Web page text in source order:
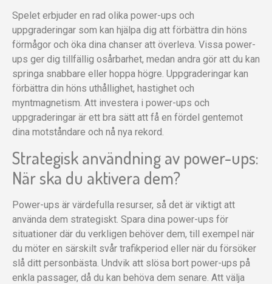
Spelet erbjuder en rad olika power-ups och
uppgraderingar som kan hjälpa dig att förbättra din höns
förmågor och öka dina chanser att överleva. Vissa power-
ups ger dig tillfällig osårbarhet, medan andra gör att du kan
springa snabbare eller hoppa högre. Uppgraderingar kan
förbättra din höns uthållighet, hastighet och
myntmagnetism. Att investera i power-ups och
uppgraderingar är ett bra sätt att få en fördel gentemot
dina motståndare och nå nya rekord.
Strategisk användning av power-ups:
När ska du aktivera dem?
Power-ups är värdefulla resurser, så det är viktigt att
använda dem strategiskt. Spara dina power-ups för
situationer där du verkligen behöver dem, till exempel när
du möter en särskilt svår trafikperiod eller när du försöker
slå ditt personbästa. Undvik att slösa bort power-ups på
enkla passager, då du kan behöva dem senare. Att välja